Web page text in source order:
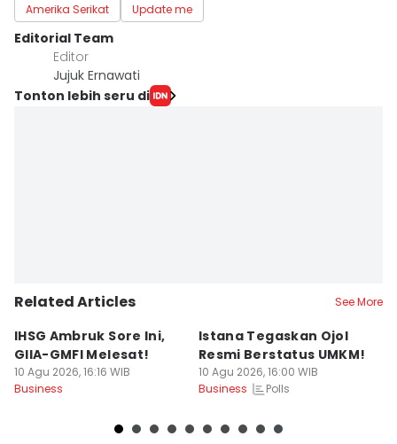
Amerika Serikat
Update me
Editorial Team
Editor
Jujuk Ernawati
Tonton lebih seru di
Related Articles See More
IHSG Ambruk Sore Ini,
GIIA-GMFI Melesat!
10 Agu 2026, 16:16 WIB
Business
Istana Tegaskan Ojol
Resmi Berstatus UMKM!
10 Agu 2026, 16:00 WIB
Business
Polls